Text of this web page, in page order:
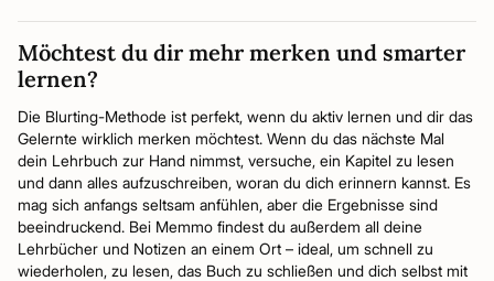
Möchtest du dir mehr merken und smarter
lernen?
Die Blurting-Methode ist perfekt, wenn du aktiv lernen und dir das
Gelernte wirklich merken möchtest. Wenn du das nächste Mal
dein Lehrbuch zur Hand nimmst, versuche, ein Kapitel zu lesen
und dann alles aufzuschreiben, woran du dich erinnern kannst. Es
mag sich anfangs seltsam anfühlen, aber die Ergebnisse sind
beeindruckend. Bei Memmo findest du außerdem all deine
Lehrbücher und Notizen an einem Ort – ideal, um schnell zu
wiederholen, zu lesen, das Buch zu schließen und dich selbst mit